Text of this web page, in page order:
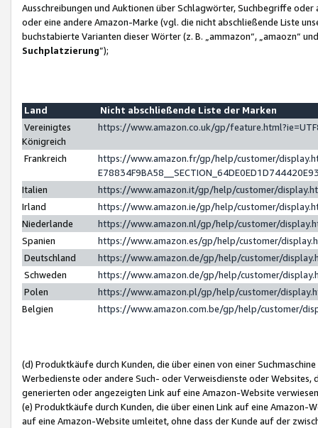
Ausschreibungen und Auktionen über Schlagwörter, Suchbegriffe
oder eine andere Amazon-Marke (vgl. die nicht abschließende Liste
buchstabierte Varianten dieser Wörter (z. B. „ammazon“, „amaozn“
Suchplatzierung”);
Land
Nicht abschließende Liste der Marken
Vereinigtes
Königreich
https://www.amazon.co.uk/gp/
Frankreich
https://www.amazon.fr/gp/help/customer/
Italien
https://www.amazon.it/gp/help/customer/
Irland
https://www.amazon.ie/gp/help/customer/
Niederlande
https://www.amazon.nl/gp/help/customer/
Spanien
https://www.amazon.es/gp/help/customer/
Deutschland
https://www.amazon.de/gp/help/customer/
Schweden
https://www.amazon.de/gp/help/customer/
Polen
https://www.amazon.pl/gp/help/customer/
Belgien
https://www.amazon.com.be/gp/help/customer/
(d) Produktkäufe durch Kunden, die über einen von einer
Werbedienste oder andere Such- oder Verweisdienste oder Websites,
generierten oder angezeigten Link auf eine Amazon-Website
(e) Produktkäufe durch Kunden, die über einen Link auf eine
auf eine Amazon-Website umleitet, ohne dass der Kunde auf der